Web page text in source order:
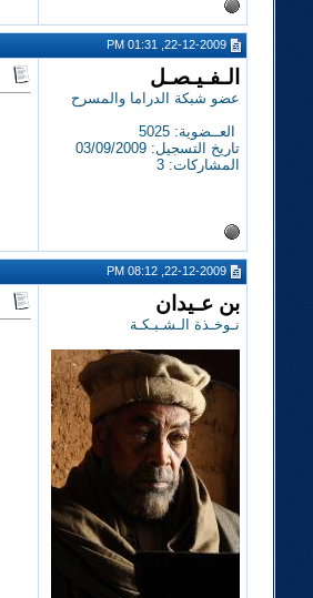
22-12-2009, 01:31 PM
الـفـيـصـل
عضو شبكة الدراما والمسرح
العــضوية: 5025
تاريخ التسجيل: 03/09/2009
المشاركات: 3
22-12-2009, 08:12 PM
بن عـيدان
نـوخـذة الـشـبـكـة